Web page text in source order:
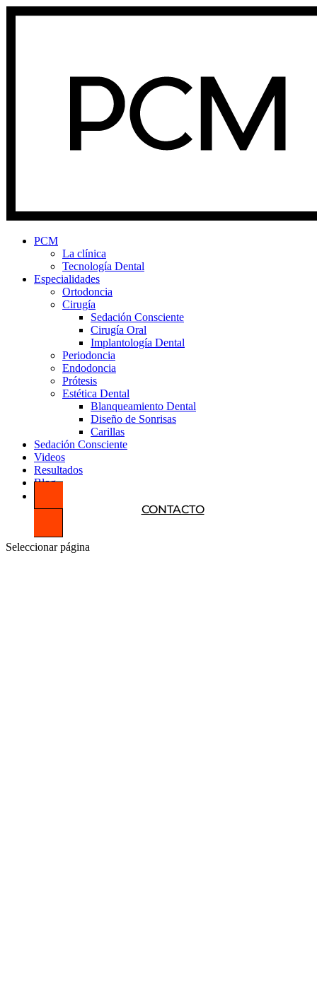
PCM
La clínica
Tecnología Dental
Especialidades
Ortodoncia
Cirugía
Sedación Consciente
Cirugía Oral
Implantología Dental
Periodoncia
Endodoncia
Prótesis
Estética Dental
Blanqueamiento Dental
Diseño de Sonrisas
Carillas
Sedación Consciente
Videos
Resultados
Blog
CONTACTO
Seleccionar página